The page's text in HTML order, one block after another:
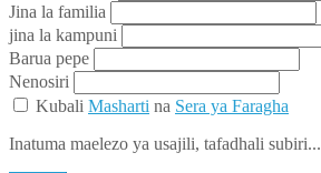
Jina la familia
jina la kampuni
Barua pepe
Nenosiri
Kubali Masharti na Sera ya Faragha
Inatuma maelezo ya usajili, tafadhali subiri...